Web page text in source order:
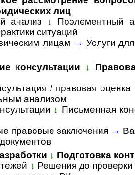
лиц
анализ ↓
Поэле­мент­ный
ситуаций
лицам → Услуги
консультации ↓
/ правовая оценка
анализом
↓ Письменная
право­вые заклю­чения →
↓ Подготовка
↓ Решения до